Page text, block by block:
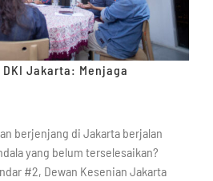
Jakarta: Menjaga
berjenjang di Jakarta berjalan
yang belum terselesaikan?
#2, Dewan Kesenian Jakarta